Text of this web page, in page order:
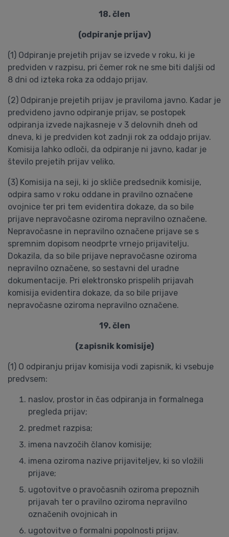
18. člen
(odpiranje prijav)
(1) Odpiranje prejetih prijav se izvede v roku, ki je
predviden v razpisu, pri čemer rok ne sme biti daljši od
8 dni od izteka roka za oddajo prijav.
(2) Odpiranje prejetih prijav je praviloma javno. Kadar je
predvideno javno odpiranje prijav, se postopek
odpiranja izvede najkasneje v 3 delovnih dneh od
dneva, ki je predviden kot zadnji rok za oddajo prijav.
Komisija lahko odloči, da odpiranje ni javno, kadar je
število prejetih prijav veliko.
(3) Komisija na seji, ki jo skliče predsednik komisije,
odpira samo v roku oddane in pravilno označene
ovojnice ter pri tem evidentira dokaze, da so bile
prijave nepravočasne oziroma nepravilno označene.
Nepravočasne in nepravilno označene prijave se s
spremnim dopisom neodprte vrnejo prijavitelju.
Dokazila, da so bile prijave nepravočasne oziroma
nepravilno označene, so sestavni del uradne
dokumentacije. Pri elektronsko prispelih prijavah
komisija evidentira dokaze, da so bile prijave
nepravočasne oziroma nepravilno označene.
19. člen
(zapisnik komisije)
(1) O odpiranju prijav komisija vodi zapisnik, ki vsebuje
predvsem:
naslov, prostor in čas odpiranja in formalnega
pregleda prijav;
predmet razpisa;
imena navzočih članov komisije;
imena oziroma nazive prijaviteljev, ki so vložili
prijave;
ugotovitve o pravočasnih oziroma prepoznih
prijavah ter o pravilno oziroma nepravilno
označenih ovojnicah in
ugotovitve o formalni popolnosti prijav.